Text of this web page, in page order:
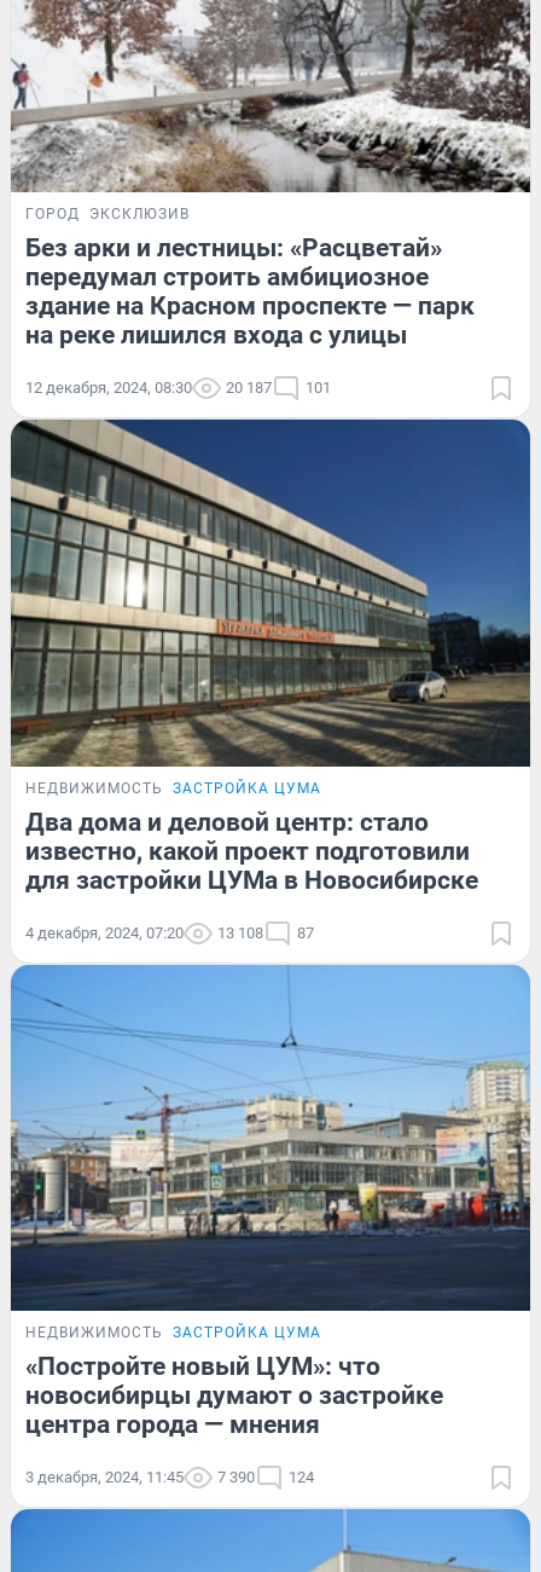
ГОРОД ЭКСКЛЮЗИВ
Без арки и лестницы: «Расцветай»
передумал строить амбициозное
здание на Красном проспекте — парк
на реке лишился входа с улицы
12 декабря, 2024, 08:30 20 187 101
НЕДВИЖИМОСТЬ ЗАСТРОЙКА ЦУМА
Два дома и деловой центр: стало
известно, какой проект подготовили
для застройки ЦУМа в Новосибирске
4 декабря, 2024, 07:20 13 108 87
НЕДВИЖИМОСТЬ ЗАСТРОЙКА ЦУМА
«Постройте новый ЦУМ»: что
новосибирцы думают о застройке
центра города — мнения
3 декабря, 2024, 11:45 7 390 124